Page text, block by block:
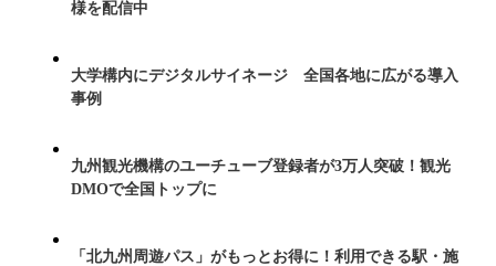
様を配信中
大学構内にデジタルサイネージ 全国各地に広がる導入
事例
九州観光機構のユーチューブ登録者が3万人突破！観光
DMOで全国トップに
「北九州周遊パス」がもっとお得に！利用できる駅・施